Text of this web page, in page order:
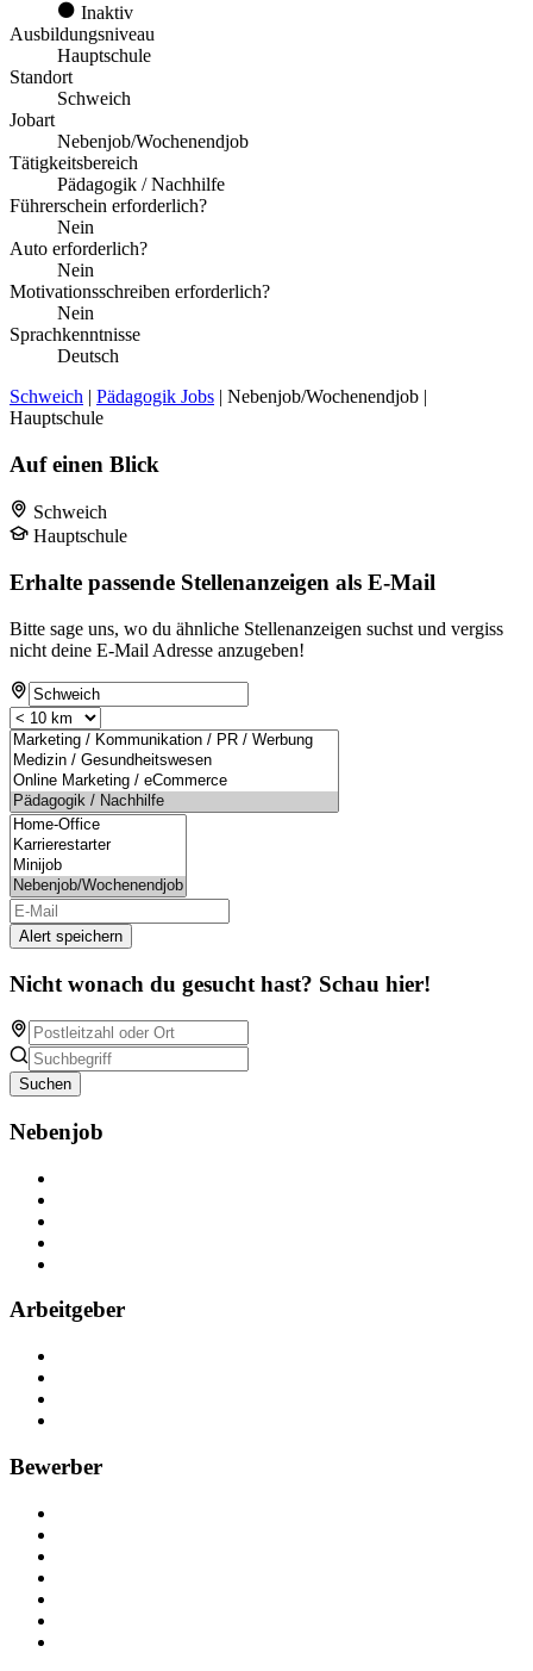
Inaktiv
Ausbildungsniveau
Hauptschule
Standort
Schweich
Jobart
Nebenjob/Wochenendjob
Tätigkeitsbereich
Pädagogik / Nachhilfe
Führerschein erforderlich?
Nein
Auto erforderlich?
Nein
Motivationsschreiben erforderlich?
Nein
Sprachkenntnisse
Deutsch
Schweich | Pädagogik Jobs | Nebenjob/Wochenendjob |
Hauptschule
Auf einen Blick
Schweich
Hauptschule
Erhalte passende Stellenanzeigen als E-Mail
Bitte sage uns, wo du ähnliche Stellenanzeigen suchst und vergiss
nicht deine E-Mail Adresse anzugeben!
Alert speichern
Nicht wonach du gesucht hast? Schau hier!
Suchen
Nebenjob
Arbeitgeber
Bewerber